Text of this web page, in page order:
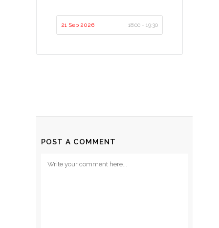
21 Sep 2026 18:00 - 19:30
POST A COMMENT